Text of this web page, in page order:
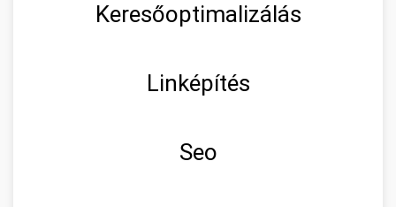
Keresőoptimalizálás
Linképítés
Seo